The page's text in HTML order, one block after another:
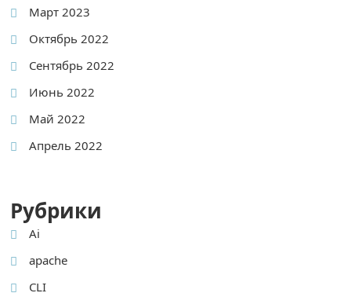
Март 2023
Октябрь 2022
Сентябрь 2022
Июнь 2022
Май 2022
Апрель 2022
Рубрики
Ai
apache
CLI